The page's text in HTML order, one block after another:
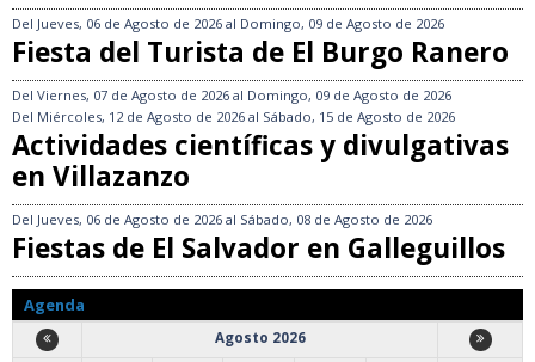
Del Jueves, 06 de Agosto de 2026 al Domingo, 09 de Agosto de 2026
Fiesta del Turista de El Burgo Ranero
Del Viernes, 07 de Agosto de 2026 al Domingo, 09 de Agosto de 2026
Del Miércoles, 12 de Agosto de 2026 al Sábado, 15 de Agosto de 2026
Actividades científicas y divulgativas
en Villazanzo
Del Jueves, 06 de Agosto de 2026 al Sábado, 08 de Agosto de 2026
Fiestas de El Salvador en Galleguillos
Agenda
Agosto 2026